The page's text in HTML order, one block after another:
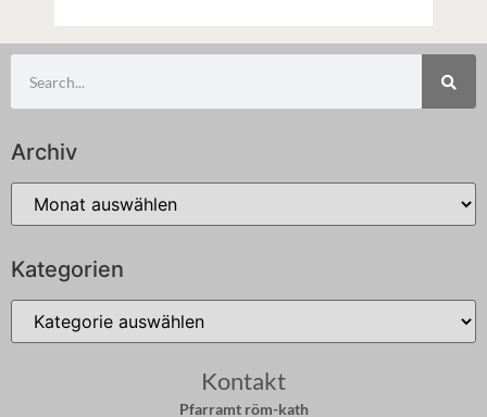
Archiv
Kategorien
Kontakt
Pfarramt röm-kath